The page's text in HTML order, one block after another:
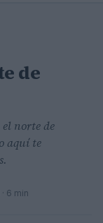
de
el norte de
aquí te
· 6 min